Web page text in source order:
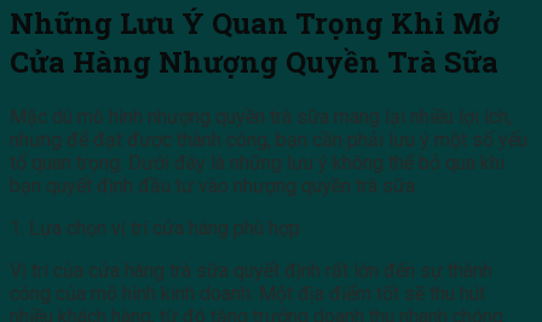
Những Lưu Ý Quan Trọng Khi Mở
Cửa Hàng Nhượng Quyền Trà Sữa
Mặc dù mô hình nhượng quyền trà sữa mang lại nhiều lợi ích,
nhưng để đạt được thành công, bạn cần phải lưu ý một số yếu
tố quan trọng. Dưới đây là những lưu ý không thể bỏ qua khi
bạn quyết định đầu tư vào nhượng quyền trà sữa.
1. Lựa chọn vị trí cửa hàng phù hợp
Vị trí của cửa hàng trà sữa quyết định rất lớn đến sự thành
công của mô hình kinh doanh. Một địa điểm tốt sẽ thu hút
nhiều khách hàng, từ đó tăng trưởng doanh thu nhanh chóng.